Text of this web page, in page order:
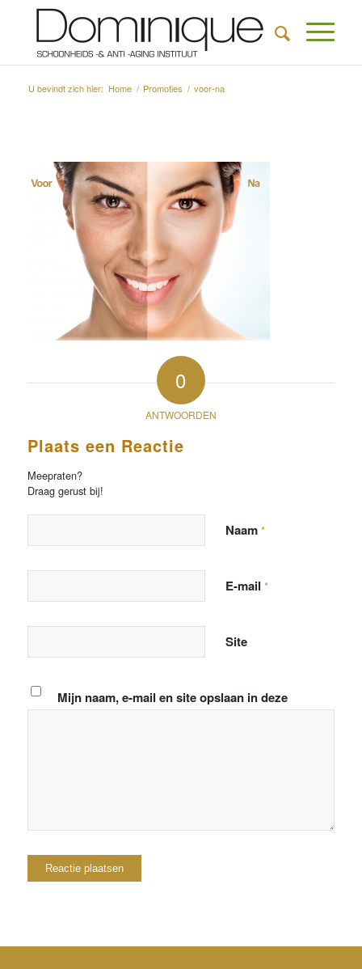
U bevindt zich hier: Home / Promoties / voor-na
0
ANTWOORDEN
Plaats een Reactie
Meepraten?
Draag gerust bij!
Naam *
E-mail *
Site
Mijn naam, e-mail en site opslaan in deze
browser voor de volgende keer wanneer ik een